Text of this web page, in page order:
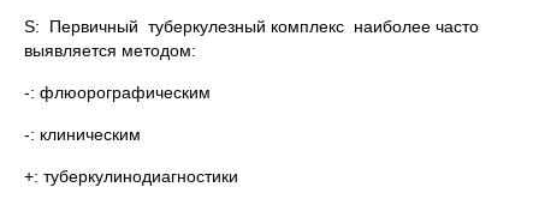
S: Первичный туберкулезный комплекс наиболее часто
выявляется методом:
-: флюорографическим
-: клиническим
+: туберкулинодиагностики